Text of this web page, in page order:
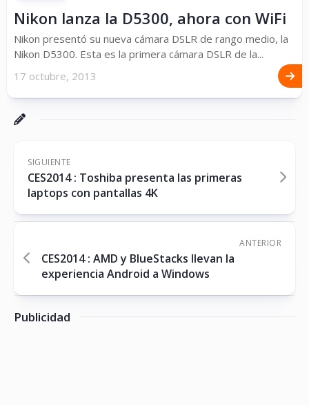
Nikon lanza la D5300, ahora con WiFi
Nikon presentó su nueva cámara DSLR de rango medio, la
Nikon D5300. Esta es la primera cámara DSLR de la...
17 octubre, 2013
SIGUIENTE
CES2014 : Toshiba presenta las primeras
laptops con pantallas 4K
ANTERIOR
CES2014 : AMD y BlueStacks llevan la
experiencia Android a Windows
Publicidad